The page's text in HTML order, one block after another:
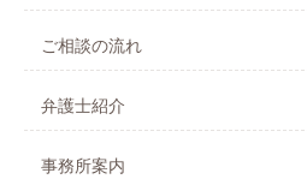
ご相談の流れ
弁護士紹介
事務所案内